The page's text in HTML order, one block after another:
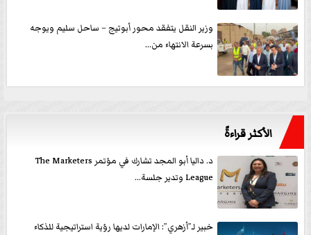
وزير النقل يتفقد محور أبوتيج – ساحل سليم ويوجه
بسرعة الانتهاء من...
الأكثر قراءةً
د. داليا أبو المجد تشارك في مؤتمر The Marketers
League وتدير جلسة...
خبير لـ”أزهري”: الإمارات لديها رؤية استراتيجية للذكاء